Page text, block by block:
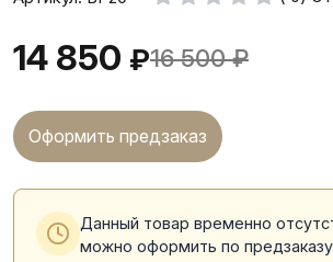
14 850 ₽16 500 ₽
Оформить предзаказ
Данный товар временно
можно оформить по